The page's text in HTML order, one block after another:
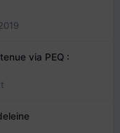
via PEQ :